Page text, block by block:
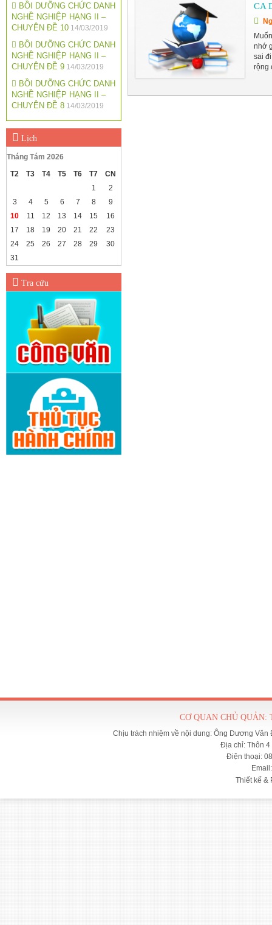
BỒI DƯỠNG CHỨC DANH
NGHỀ NGHIỆP HẠNG II –
CHUYÊN ĐỀ 10 14/03/2019
BỒI DƯỠNG CHỨC DANH
NGHỀ NGHIỆP HẠNG II –
CHUYÊN ĐỀ 9 14/03/2019
BỒI DƯỠNG CHỨC DANH
NGHỀ NGHIỆP HẠNG II –
CHUYÊN ĐỀ 8 14/03/2019
Lịch
Tháng Tám 2026
T2
T3 T4 T5 T6 T7
CN
1
2
3
4 5 6 7 8
9
10
11 12 13 14 15
16
17
18 19 20 21 22
23
24
25 26 27 28 29
30
31
Tra cứu
CA
nhớ
sai
rộng
CƠ QUAN CHỦ QUẢN:
Chịu trách nhiệm về nội dung: Ông Dương
Địa chỉ: Thôn
Điện thoại:
Thiết kế &